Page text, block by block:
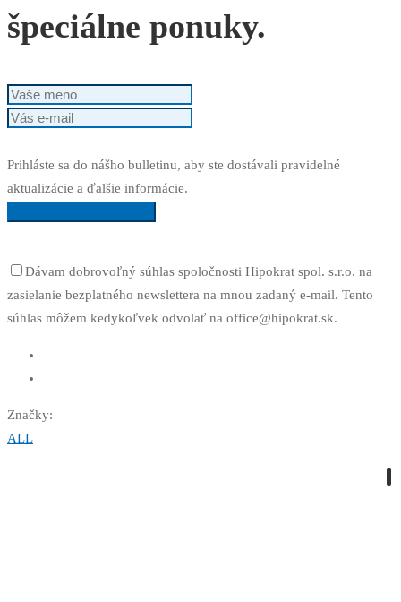
špeciálne ponuky.
Prihláste sa do nášho bulletinu, aby ste dostávali pravidelné
aktualizácie a ďalšie informácie.
Dávam dobrovoľný súhlas spoločnosti Hipokrat spol. s.r.o. na
zasielanie bezplatného newslettera na mnou zadaný e-mail. Tento
súhlas môžem kedykoľvek odvolať na office@hipokrat.sk.
Značky:
ALL